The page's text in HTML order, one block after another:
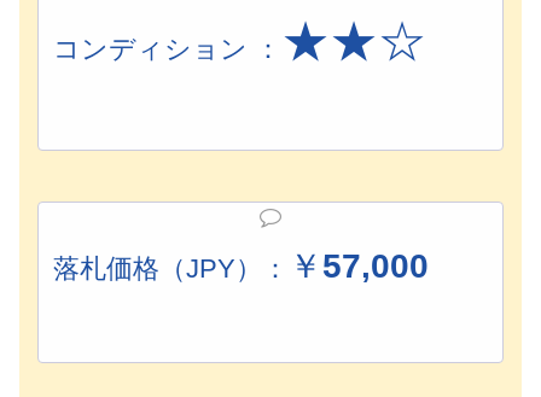
コンディション ： ★★☆
落札価格（JPY）： ￥ 57,000